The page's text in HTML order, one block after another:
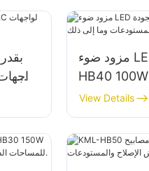
مزود ضوء LED عالي الجودة KML-
HB40 100W للإضاءة الداخلية في
View Details